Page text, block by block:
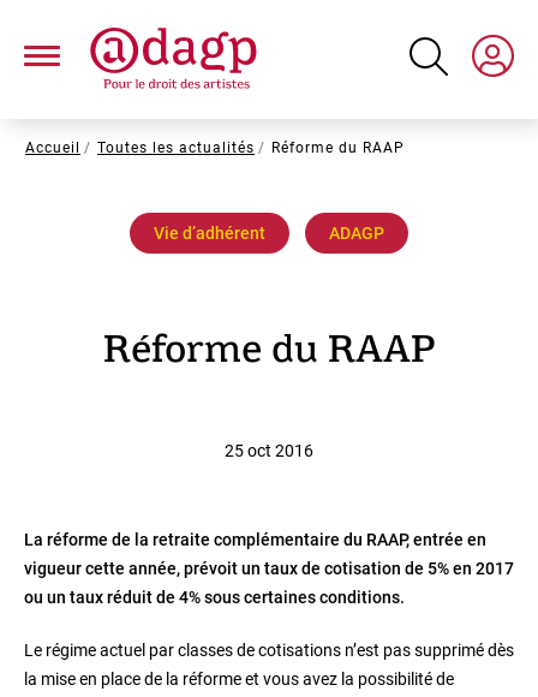
contenu
Fil
Accueil Toutes les actualités Réforme du RAAP
Vie dʼadhérent ADAGP
Réforme du RAAP
25 oct 2016
La réforme de la retraite complémentaire du RAAP, entrée en
vigueur cette année, prévoit un taux de cotisation de 5% en 2017
ou un taux réduit de 4% sous certaines conditions.
Le régime actuel par classes de cotisations n’est pas supprimé dès
la mise en place de la réforme et vous avez la possibilité de